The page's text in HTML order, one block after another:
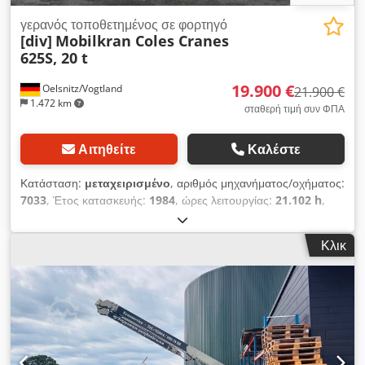
Oelsnitz/Vogtland
1.472 km
γερανός τοποθετημένος σε φορτηγό
[div] Mobilkran Coles Cranes
625S, 20 t
19.900 €21.900 €
σταθερή τιμή συν ΦΠΑ
Αιτηθείτε Καλέστε
Κατάσταση: μεταχειρισμένο, αριθμός μηχανήματος/οχήματος:
7033, Έτος κατασκευής: 1984, ώρες λειτουργίας: 21.102 h,
Κινητός γερανός της εταιρείας Coles Cranes Τύπος 625S Έτος
κατασκευής 1984, 21102 ώρες λειτουργίας, σύμφωνα με τον
μετρητή, μέγιστο φορτίο: 20000 kg σε απόσταση 3 μέτρων,
1700 kg φορτίο σε μέγιστη εμβέλεια 18 μέτρων, βάση στήριξης
5,9 x 5,9, συνολικό βάρος του γερανού 22.400 kg, Chodpfx
Agezcbmijyea διαστάσεις μεταφοράς 10,86 m x 2,5 m x 4,0
m, πεδίο περιστροφής 360°, τύπος τροχών 4x4, υδραυλική
ανάρτηση, κυβισμός 6086 cm³, ισχύς: 89 kW (121 PS) στις
2500/min, κινητήρας: 6-κύλινδρος πετρελαιοκινητήρας Deutz,
Κλικ